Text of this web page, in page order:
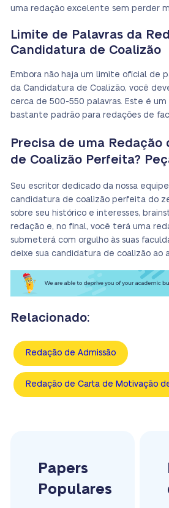
uma redação excelente sem perder
Limite de Palavras da
Candidatura de Coalizão
Embora não haja um limite oficial de
da Candidatura de Coalizão, você
cerca de 500-550 palavras. Este é
bastante padrão para redações de
Precisa de uma Redação
de Coalizão Perfeita?
Seu escritor dedicado da nossa
candidatura de coalizão perfeita do
sobre seu histórico e interesses,
redação e, no final, você terá uma
submeterá com orgulho às suas
deixe sua candidatura de coalizão ao
Relacionado:
Redação de Admissão
Redação de Carta de Motivação
Papers
Populares